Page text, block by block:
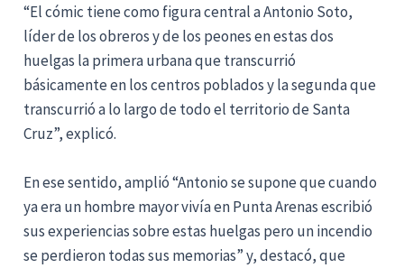
“El cómic tiene como figura central a Antonio Soto,
líder de los obreros y de los peones en estas dos
huelgas la primera urbana que transcurrió
básicamente en los centros poblados y la segunda que
transcurrió a lo largo de todo el territorio de Santa
Cruz”, explicó.
En ese sentido, amplió “Antonio se supone que cuando
ya era un hombre mayor vivía en Punta Arenas escribió
sus experiencias sobre estas huelgas pero un incendio
se perdieron todas sus memorias” y, destacó, que